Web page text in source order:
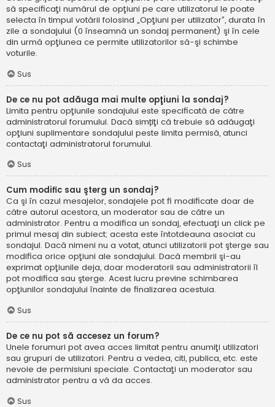
să specificaţi numărul de opţiuni pe care utilizatorul le poate
selecta în timpul votării folosind „Opţiuni per utilizator”, durata în
zile a sondajului (0 înseamnă un sondaj permanent) şi în cele
din urmă opţiunea ce permite utilizatorilor să-şi schimbe
voturile.
Sus
De ce nu pot adăuga mai multe opţiuni la sondaj?
Limita pentru opţiunile sondajului este specificată de către
administratorul forumului. Dacă simțiţi că trebuie să adăugaţi
opţiuni suplimentare sondajului peste limita permisă, atunci
contactaţi administratorul forumului.
Sus
Cum modific sau şterg un sondaj?
Ca şi în cazul mesajelor, sondajele pot fi modificate doar de
către autorul acestora, un moderator sau de către un
administrator. Pentru a modifica un sondaj, efectuaţi un click pe
primul mesaj din subiect; acesta este întotdeauna asociat cu
sondajul. Dacă nimeni nu a votat, atunci utilizatorii pot şterge sau
modifica orice opţiuni ale sondajului. Dacă membrii şi-au
exprimat opţiunile deja, doar moderatorii sau administratorii îl
pot modifica sau şterge. Acest lucru previne schimbarea
opţiunilor sondajului înainte de finalizarea acestuia.
Sus
De ce nu pot să accesez un forum?
Unele forumuri pot avea acces limitat pentru anumiţi utilizatori
sau grupuri de utilizatori. Pentru a vedea, citi, publica, etc. este
nevoie de permisiuni speciale. Contactaţi un moderator sau
administrator pentru a vă da acces.
Sus